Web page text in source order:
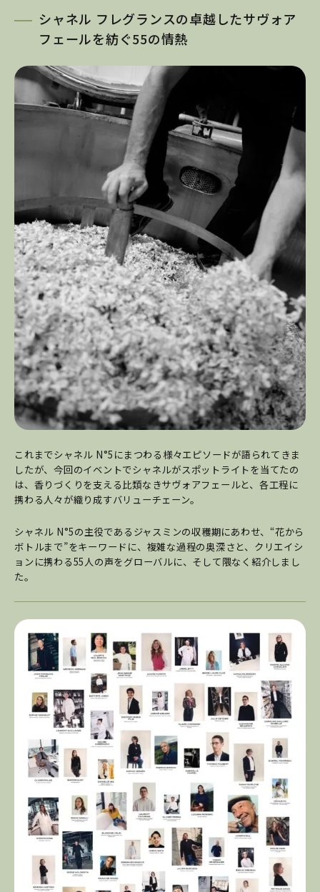
シャネル フレグランスの卓越したサヴォア
フェールを紡ぐ55の情熱
これまでシャネル N°5にまつわる様々エピソードが語られてきま
したが、今回のイベントでシャネルがスポットライトを当てたの
は、香りづくりを支える比類なきサヴォアフェールと、各工程に
携わる人々が織り成すバリューチェーン。
シャネル N°5の主役であるジャスミンの収穫期にあわせ、“花から
ボトルまで”をキーワードに、複雑な過程の奥深さと、クリエイシ
ョンに携わる55人の声をグローバルに、そして隈なく紹介しまし
た。